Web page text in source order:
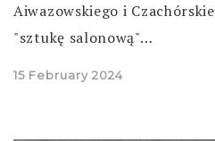
Aiwazowskiego i
"sztukę salonową"…
Posted
15 February 2024